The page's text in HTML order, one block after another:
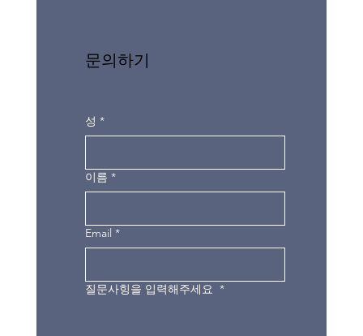
문의하기
성 *
이름 *
Email *
질문사힝을 입력해주세요 *